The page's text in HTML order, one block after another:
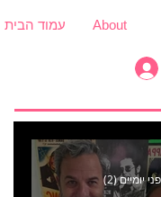
עמוד הבית About
יומיים (2)